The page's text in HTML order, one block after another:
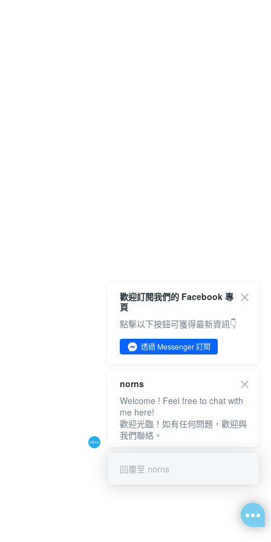
歡迎訂閱我們的 Facebook 專
頁
點擊以下按鈕可獲得最新資訊👇
透過 Messenger 訂閱
norns
Welcome ! Feel free to chat with
me here!
歡迎光臨！如有任何問題，歡迎與
我們聯絡。
回覆至 norns